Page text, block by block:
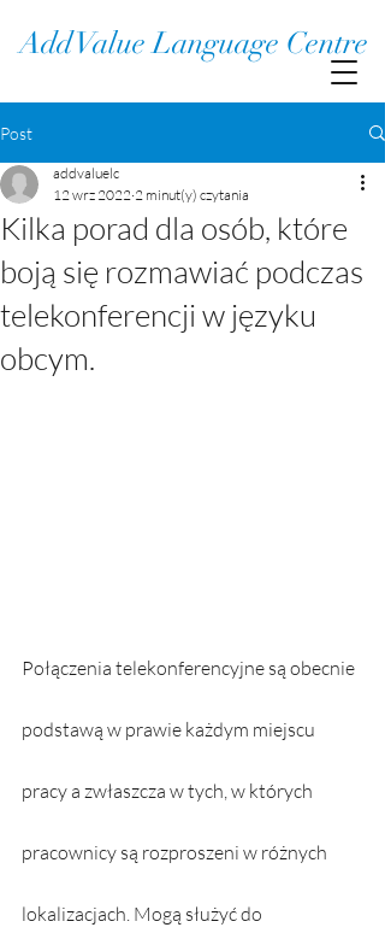
Add Value Language Centre
Post
Kilka porad dla osób, które
boją się rozmawiać podczas
telekonferencji w języku
obcym.
addvaluelc
12 wrz 2022 2 minut(y) czytania
Połączenia telekonferencyjne są obecnie
podstawą w prawie każdym miejscu
pracy a zwłaszcza w tych, w których
pracownicy są rozproszeni w różnych
lokalizacjach. Mogą służyć do